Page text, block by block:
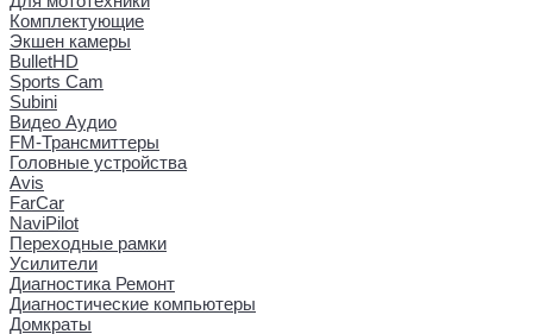
Комплектующие
Экшен камеры
BulletHD
Sports Cam
Subini
Видео Аудио
FM-Трансмиттеры
Головные устройства
Avis
FarCar
NaviPilot
Переходные рамки
Усилители
Диагностика Ремонт
Диагностические компьютеры
Домкраты